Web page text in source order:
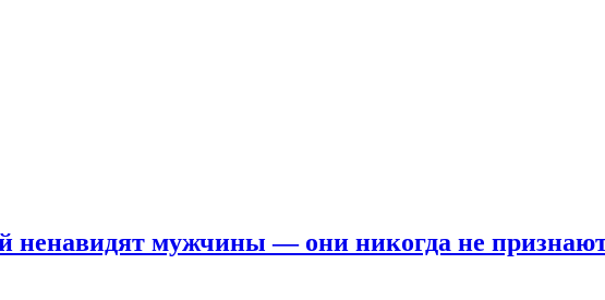
мужчины — они никогда не